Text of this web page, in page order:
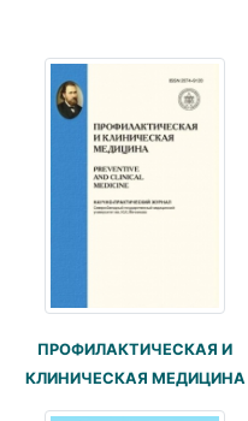
ПРОФИЛАКТИЧЕСКАЯ И
КЛИНИЧЕСКАЯ МЕДИЦИНА